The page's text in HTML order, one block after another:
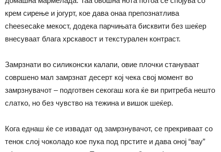
крем сирење и јогурт, кое дава онаа препознатлива
cheesecake мекост, додека парчињата бисквити без шеќер
внесуваат блага хрскавост и текстурален контраст.
Замрзнати во силиконски калапи, овие плочки стануваат
совршено мал замрзнат десерт кој чека свој момент во
замрзнувачот – подготвен секогаш кога ќе ви притреба нешто
слатко, но без чувство на тежина и вишок шеќер.
Кога еднаш ќе се извадат од замрзнувачот, се прекриваат со
тенок слој чоколадо кое пука под прстите и дава оној “вау”